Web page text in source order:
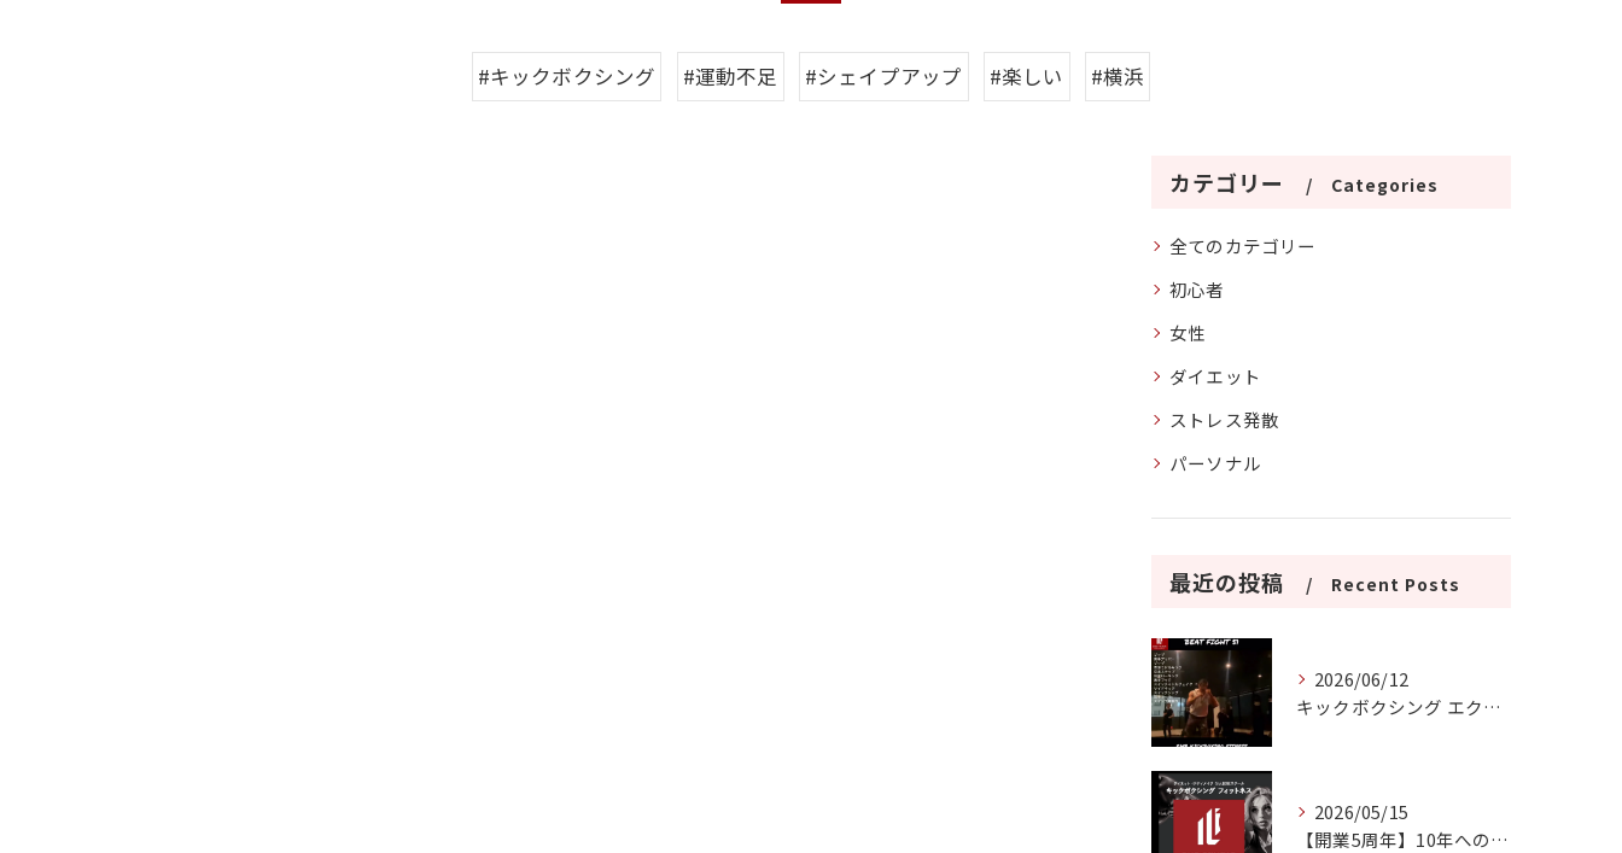
#キックボクシング #運動不足 #シェイプアップ #楽しい #横浜
カテゴリー Categories
全てのカテゴリー
初心者
女性
ダイエット
ストレス発散
パーソナル
最近の投稿 Recent Posts
2026/06/12
キックボクシング エクササイズ
2026/05/15
【開業5周年】10年へのエントランス